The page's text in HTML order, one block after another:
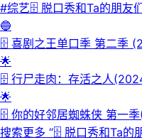
#综艺🗄 脱口秀和Ta的朋友
50FPS 高码率 更0718期📜
员，聚集资深老人和新锐潜
次引入“竞演+合宿”的双线
还要在一起合宿生活，并在
助、相互治愈，完成自我和
网盘📁 大小：10G/期🏷 标
#综艺⬇️【评论区可搜索】 |
🔵
🗄 喜剧之王单口季 第二季
🌟
🗄 行尸走肉：存活之人
【外挂简英双语字幕】【科
🌟
🗄 你的好邻居蜘蛛侠 第一
【内封简繁英】【喜剧/动
搜索更多 “🗄 脱口秀和Ta的